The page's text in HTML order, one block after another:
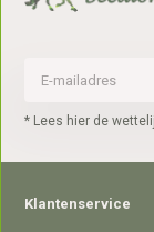
* Lees hier de
Klantenservice